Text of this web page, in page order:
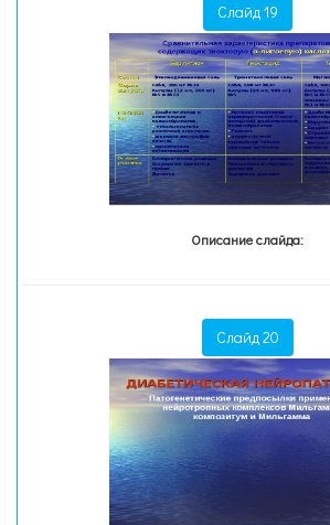
Слайд 19
Описание слайда:
Слайд 20